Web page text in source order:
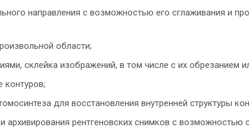
направления с возможностью его сглаживания и
области;
склейка изображений, в том числе с их обрезанием
для восстановления внутренней структуры
архивирования рентгеновских снимков с возможностью